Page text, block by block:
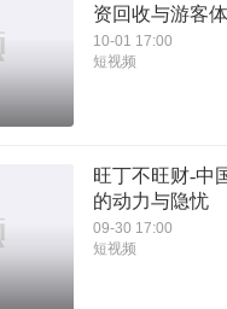
资回收与游客
10-01 17:00
短视频
旺丁不旺财-中
的动力与隐忧
09-30 17:00
短视频